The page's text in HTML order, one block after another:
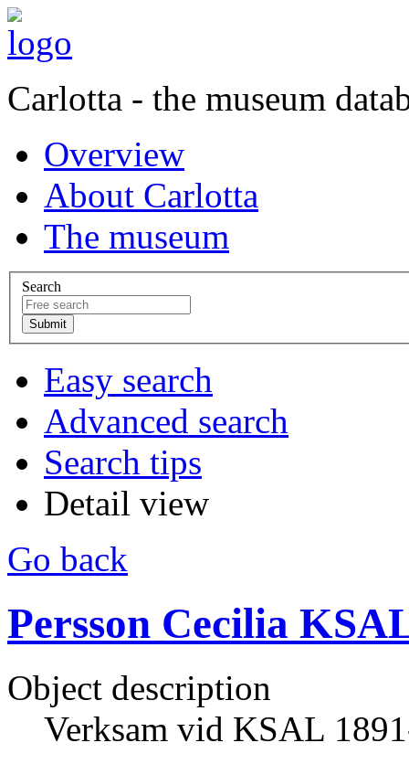
Carlotta - the museum
Overview
About Carlotta
The museum
Search
Easy search
Advanced search
Search tips
Detail view
Go back
Persson Cecilia
Object description
Verksam vid KSAL